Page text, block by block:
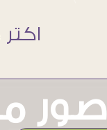
اكتر من 5000 بيت شاركنا فى
صور